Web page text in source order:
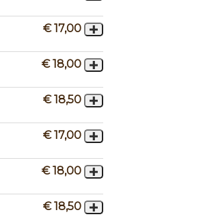
€ 17,00
€ 18,00
€ 18,50
€ 17,00
€ 18,00
€ 18,50